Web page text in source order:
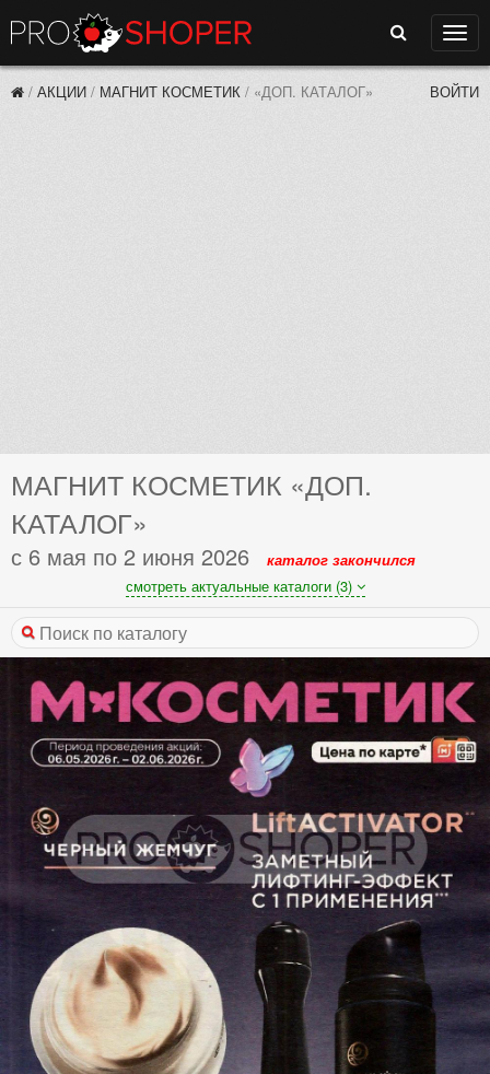
Поиск
/ АКЦИИ / МАГНИТ КОСМЕТИК / «ДОП. КАТАЛОГ» ВОЙТИ
МАГНИТ КОСМЕТИК «ДОП.
КАТАЛОГ»
с 6 мая по 2 июня 2026
каталог закончился
смотреть актуальные каталоги (3)